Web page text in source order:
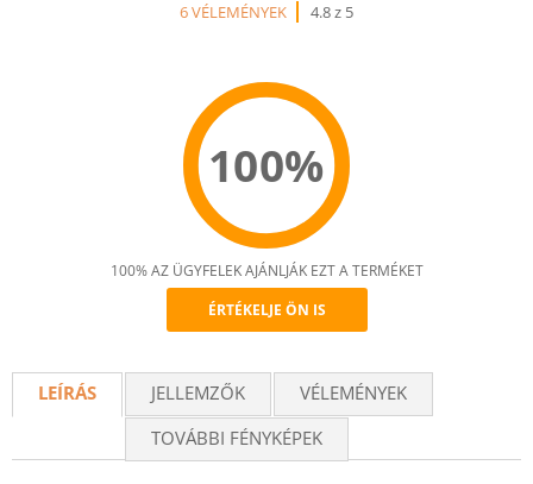
6 VÉLEMÉNYEK
4.8 z 5
100%
Recommend
100% AZ ÜGYFELEK AJÁNLJÁK EZT A TERMÉKET
ÉRTÉKELJE ÖN IS
LEÍRÁS JELLEMZŐK
VÉLEMÉNYEK
TOVÁBBI FÉNYKÉPEK